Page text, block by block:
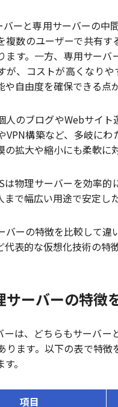
バーと専用サーバーの中
複数のユーザーで共有
ます。一方、専用サー
が、コストが高くなり
自由度を確保できる点
人のブログやWebサイ
VPN構築など、多岐に
拡大や縮小にも柔軟に
は物理サーバーを効率
で幅広い用途で安定し
バーの特徴を比較して違
代表的な仮想化技術の特
サーバーの特徴
ーは、どちらもサーバ
ります。以下の表で特
。
項目